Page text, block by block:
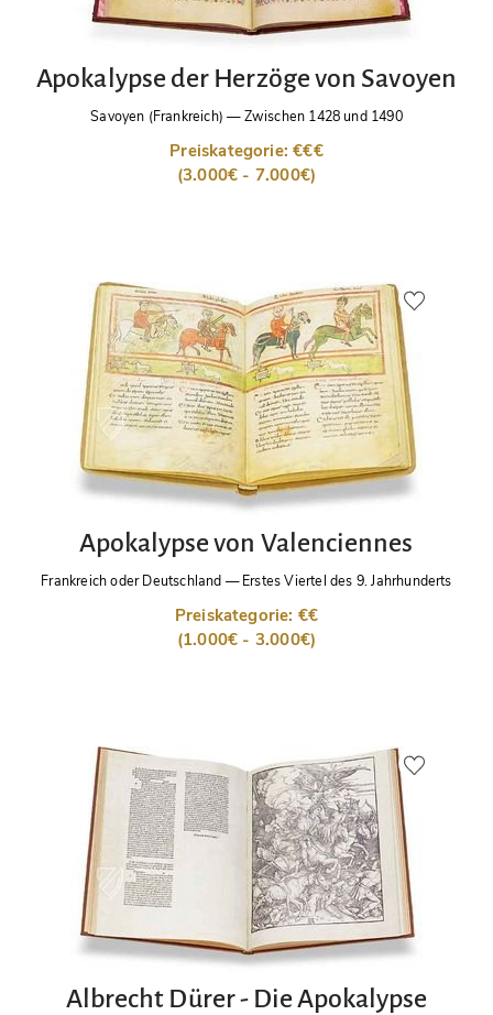
Apokalypse der Herzöge von Savoyen
Savoyen (Frankreich) —Zwischen 1428 und 1490
Preiskategorie: €€€
(3.000€ - 7.000€)
Apokalypse von Valenciennes
Frankreich oder Deutschland —Erstes Viertel des 9. Jahrhunderts
Preiskategorie: €€
(1.000€ - 3.000€)
Albrecht Dürer - Die Apokalypse